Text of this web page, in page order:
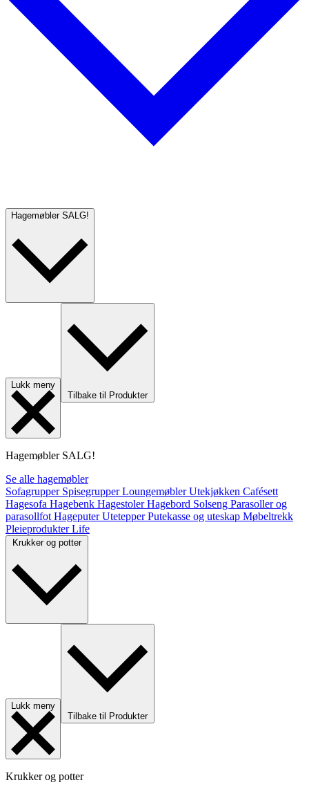
Hagemøbler SALG!
Lukk meny
Tilbake til Produkter
Hagemøbler SALG!
Se alle hagemøbler
Sofagrupper SpisegrupperLoungemøblerUtekjøkken Cafésett
Hagesofa Hagebenk HagestolerHagebord Solseng Parasoller og
parasollfot HageputerUtetepperPutekasse og uteskap Møbeltrekk
PleieprodukterLife
Krukker og potter
Lukk meny
Tilbake til Produkter
Krukker og potter